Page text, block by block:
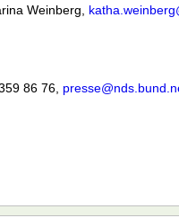
Weinberg,
86 76,